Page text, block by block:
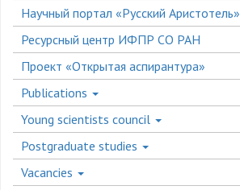
Научный портал «Русский Аристотель»
Ресурсный центр ИФПР СО РАН
Проект «Открытая аспирантура»
Publications
Young scientists council
Postgraduate studies
Vacancies